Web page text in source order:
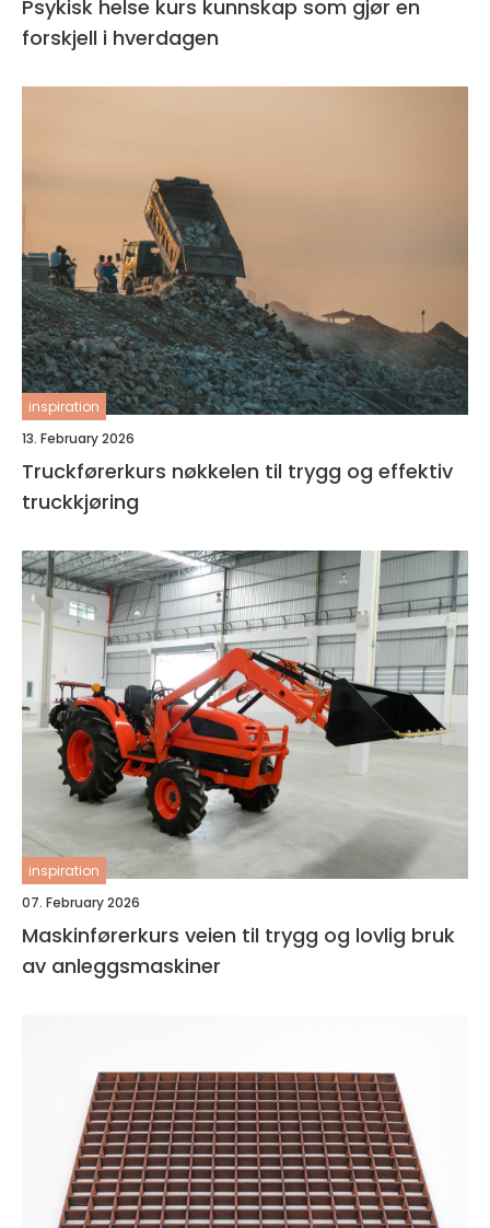
Psykisk helse kurs kunnskap som gjør en
forskjell i hverdagen
inspiration
13. February 2026
Truckførerkurs nøkkelen til trygg og effektiv
truckkjøring
inspiration
07. February 2026
Maskinførerkurs veien til trygg og lovlig bruk
av anleggsmaskiner